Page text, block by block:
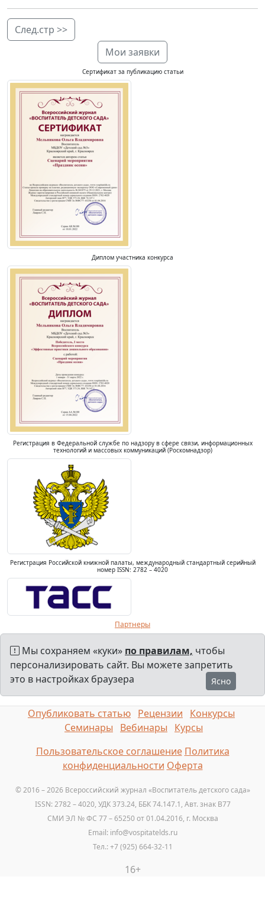
След.стр >>
Мои заявки
Сертификат за публикацию статьи
Диплом участника конкурса
Регистрация в Федеральной службе по надзору в сфере связи, информационных
технологий и массовых коммуникаций (Роскомнадзор)
Регистрация Российской книжной палаты, международный стандартный серийный
номер ISSN: 2782 – 4020
Партнеры
Мы сохраняем «куки» по правилам, чтобы
персонализировать сайт. Вы можете запретить
это в настройках браузера
Ясно
Опубликовать статью Рецензии
Конкурсы
Семинары
Вебинары
Курсы
Пользовательское соглашение Политика
конфиденциальности Оферта
© 2016 – 2026 Всероссийский журнал «Воспитатель детского сада»
ISSN: 2782 – 4020, УДК 373.24, ББК 74.147.1, Авт. знак B77
СМИ ЭЛ № ФС 77 – 65250 от 01.04.2016, г. Москва
Email: info@vospitatelds.ru
Тел.: +7 (925) 664-32-11
16+